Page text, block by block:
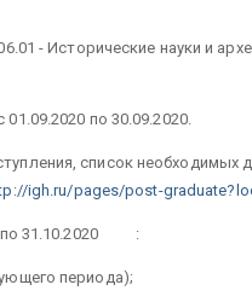
- Исторические науки и
по 30.09.2020.
список необходимых
igh.ru/pages/post-
по 31.10.2020 :
периода);